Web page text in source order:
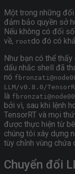
Một trong những
đảm bảo quyền sở
Nếu không có đối
về, rootdo đó có
Như bạn có thể
dấu nhắc shell đã
nó
LLM/v0.8.0/
là
bởi vì, sau khi lệnh
TensorRT và mọi
được thực hiện từ
chúng tôi xây dựng
tùy chỉnh vùng
Chuyển đổi